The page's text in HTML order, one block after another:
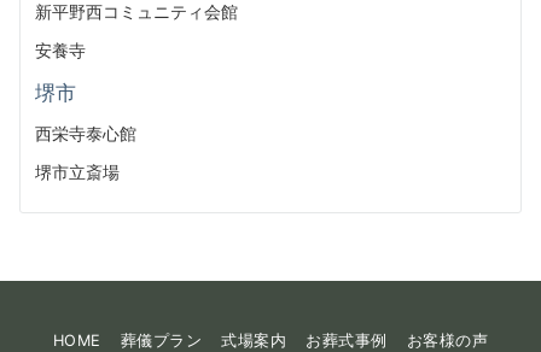
新平野西コミュニティ会館
安養寺
堺市
西栄寺泰心館
堺市立斎場
HOME 葬儀プラン 式場案内 お葬式事例
お客様の声